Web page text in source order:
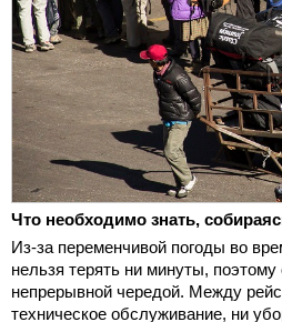
Что необходимо знать,
Из-за переменчивой погоды во
нельзя терять ни минуты,
непрерывной чередой. Между
техническое обслуживание, ни